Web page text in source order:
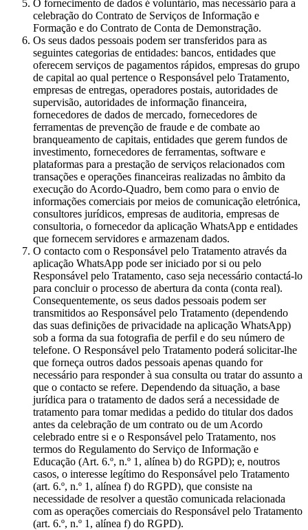
O fornecimento de dados é voluntário, mas necessário para a
celebração do Contrato de Serviços de Informação e
Formação e do Contrato de Conta de Demonstração.
Os seus dados pessoais podem ser transferidos para as
seguintes categorias de entidades: bancos, entidades que
oferecem serviços de pagamentos rápidos, empresas do grupo
de capital ao qual pertence o Responsável pelo Tratamento,
empresas de entregas, operadores postais, autoridades de
supervisão, autoridades de informação financeira,
fornecedores de dados de mercado, fornecedores de
ferramentas de prevenção de fraude e de combate ao
branqueamento de capitais, entidades que gerem fundos de
investimento, fornecedores de ferramentas, software e
plataformas para a prestação de serviços relacionados com
transações e operações financeiras realizadas no âmbito da
execução do Acordo-Quadro, bem como para o envio de
informações comerciais por meios de comunicação eletrónica,
consultores jurídicos, empresas de auditoria, empresas de
consultoria, o fornecedor da aplicação WhatsApp e entidades
que fornecem servidores e armazenam dados.
O contacto com o Responsável pelo Tratamento através da
aplicação WhatsApp pode ser iniciado por si ou pelo
Responsável pelo Tratamento, caso seja necessário contactá-lo
para concluir o processo de abertura da conta (conta real).
Consequentemente, os seus dados pessoais podem ser
transmitidos ao Responsável pelo Tratamento (dependendo
das suas definições de privacidade na aplicação WhatsApp)
sob a forma da sua fotografia de perfil e do seu número de
telefone. O Responsável pelo Tratamento poderá solicitar-lhe
que forneça outros dados pessoais apenas quando for
necessário para responder à sua consulta ou tratar do assunto a
que o contacto se refere. Dependendo da situação, a base
jurídica para o tratamento de dados será a necessidade de
tratamento para tomar medidas a pedido do titular dos dados
antes da celebração de um contrato ou de um Acordo
celebrado entre si e o Responsável pelo Tratamento, nos
termos do Regulamento do Serviço de Informação e
Educação (Art. 6.º, n.º 1, alínea b) do RGPD); e, noutros
casos, o interesse legítimo do Responsável pelo Tratamento
(art. 6.º, n.º 1, alínea f) do RGPD), que consiste na
necessidade de resolver a questão comunicada relacionada
com as operações comerciais do Responsável pelo Tratamento
(art. 6.º, n.º 1, alínea f) do RGPD).